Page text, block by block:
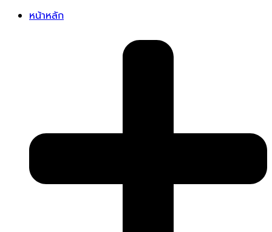
หน้าหลัก